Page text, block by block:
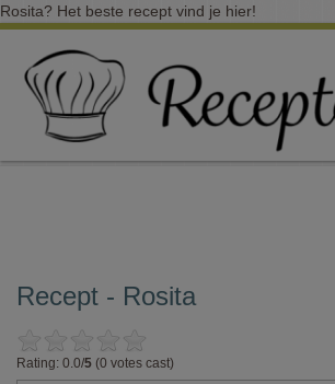
Rosita? Het beste recept vind je hier!
Recept - Rosita
Rating: 0.0/5 (0 votes cast)